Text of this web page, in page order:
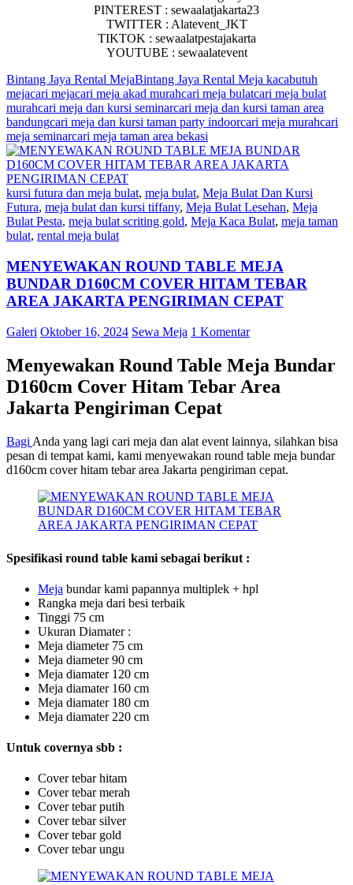
PINTEREST : sewaalatjakarta23
TWITTER : Alatevent_JKT
TIKTOK : sewaalatpestajakarta
YOUTUBE : sewaalatevent
Bintang Jaya Rental MejaBintang Jaya Rental Meja kacabutuh
mejacari mejacari meja akad murahcari meja bulatcari meja bulat
murahcari meja dan kursi seminarcari meja dan kursi taman area
bandungcari meja dan kursi taman party indoorcari meja murahcari
meja seminarcari meja taman area bekasi
kursi futura dan meja bulat, meja bulat, Meja Bulat Dan Kursi
Futura, meja bulat dan kursi tiffany, Meja Bulat Lesehan, Meja
Bulat Pesta, meja bulat scriting gold, Meja Kaca Bulat, meja taman
bulat, rental meja bulat
MENYEWAKAN ROUND TABLE MEJA
BUNDAR D160CM COVER HITAM TEBAR
AREA JAKARTA PENGIRIMAN CEPAT
Galeri Oktober 16, 2024 Sewa Meja 1 Komentar
Menyewakan Round Table Meja Bundar
D160cm Cover Hitam Tebar Area
Jakarta Pengiriman Cepat
Bagi Anda yang lagi cari meja dan alat event lainnya, silahkan bisa
pesan di tempat kami, kami menyewakan round table meja bundar
d160cm cover hitam tebar area Jakarta pengiriman cepat.
Spesifikasi round table kami sebagai berikut :
Meja bundar kami papannya multiplek + hpl
Rangka meja dari besi terbaik
Tinggi 75 cm
Ukuran Diamater :
Meja diameter 75 cm
Meja diameter 90 cm
Meja diamater 120 cm
Meja diamater 160 cm
Meja diamater 180 cm
Meja diamater 220 cm
Untuk covernya sbb :
Cover tebar hitam
Cover tebar merah
Cover tebar putih
Cover tebar silver
Cover tebar gold
Cover tebar ungu